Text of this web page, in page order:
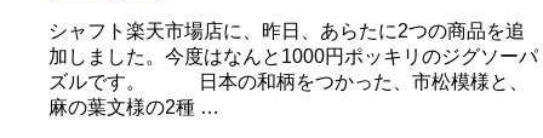
シャフト楽天市場店に、昨日、あらたに2つの商品を追
加しました。今度はなんと1000円ポッキリのジグソーパ
ズルです。 日本の和柄をつかった、市松模様と、
麻の葉文様の2種 …